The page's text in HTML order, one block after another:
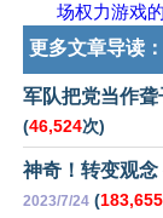
场权力游戏
更多文章导读：
军队把党当作聋
(46,524次)
神奇！转变观
2023/7/24 (183,655